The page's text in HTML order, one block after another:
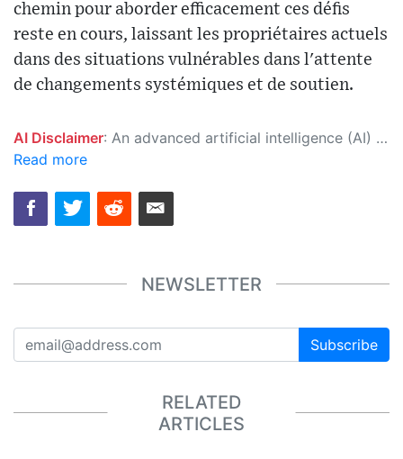
chemin pour aborder efficacement ces défis
reste en cours, laissant les propriétaires actuels
dans des situations vulnérables dans l'attente
de changements systémiques et de soutien.
AI Disclaimer: An advanced artificial intelligence (AI) system generated the content of this page on its own. This innovative technology conducts extensive research from a variety of reliable sources, performs rigorous fact-checking and verification, cleans up and balances biased or manipulated content, and presents a minimal factual summary that is just enough yet essential for you to function as an informed and educated citizen. Please keep in mind, however, that this system is an evolving technology, and as a result, the article may contain accidental inaccuracies or errors. We urge you to help us improve our site by reporting any inaccuracies you find using the "
Read more
NEWSLETTER
Subscribe
RELATED
ARTICLES